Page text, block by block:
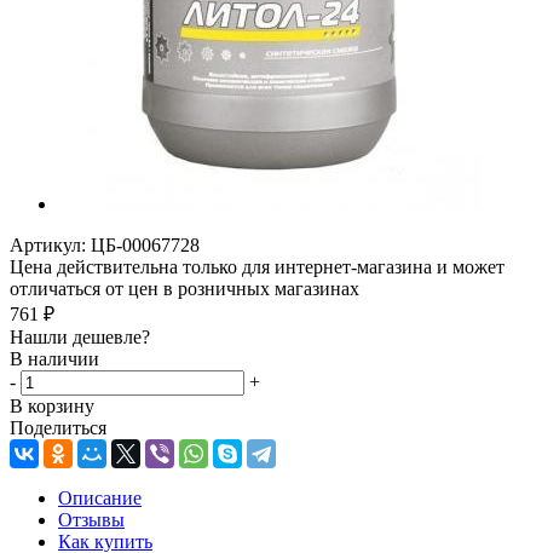
Артикул: ЦБ-00067728
Цена действительна только для интернет-магазина и может
отличаться от цен в розничных магазинах
761 ₽
Нашли дешевле?
В наличии
-
+
В корзину
Поделиться
Описание
Отзывы
Как купить